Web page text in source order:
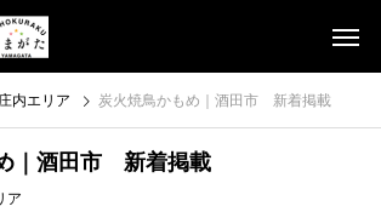
庄内エリア 炭火焼鳥かもめ｜酒田市 新着掲載
｜酒田市 新着掲載
ア